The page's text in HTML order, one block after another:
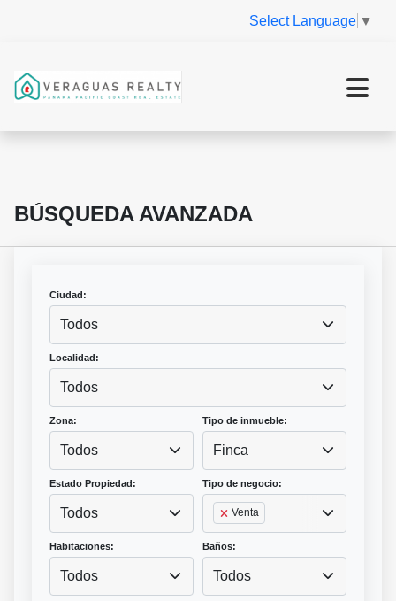
Select Language ▼
BÚSQUEDA AVANZADA
Ciudad:
Todos
Localidad:
Todos
Zona:
Todos
Tipo de inmueble:
Finca
Estado Propiedad:
Todos
Tipo de negocio:
Venta
Habitaciones:
Todos
Baños:
Todos